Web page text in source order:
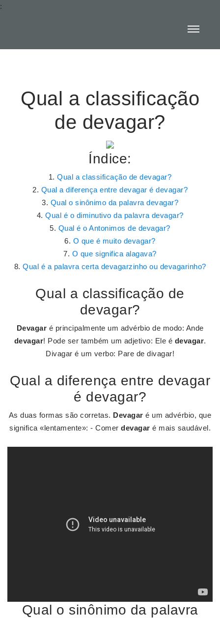
:
Qual a classificação
de devagar?
Índice:
Qual a classificação de devagar?
Qual a diferença entre devagar é devagar?
Qual o sinônimo da palavra devagar?
Qual é o diminutivo da palavra devagar?
Qual é o Antonimos de devagar?
O que é muito devagar?
O que significa alagava?
Qual é a palavra certa devagarzinho ou devagarinho?
Qual a classificação de
devagar?
Devagar é principalmente um advérbio de modo: Ande
devagar! Pode ser também um adjetivo: Ele é devagar.
Divagar é um verbo: Pare de divagar!
Qual a diferença entre devagar
é devagar?
As duas formas são corretas. Devagar é um advérbio, que
significa «lentamente»: - Comer devagar é mais saudável.
Qual o sinônimo da palavra